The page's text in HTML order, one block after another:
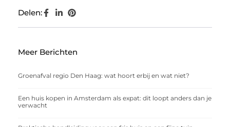
Delen:
Meer Berichten
Groenafval regio Den Haag: wat hoort erbij en wat niet?
Een huis kopen in Amsterdam als expat: dit loopt anders dan je
verwacht